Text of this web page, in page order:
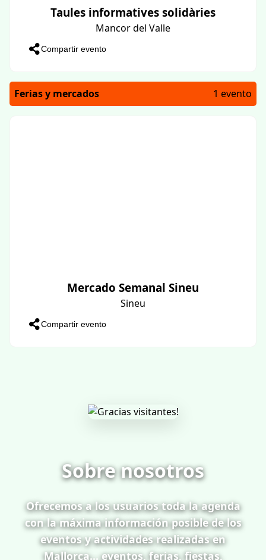
Taules informatives solidàries
Mancor del Valle
Compartir evento
Ferias y mercados 1 evento
Mercado Semanal Sineu
Sineu
Compartir evento
Sobre nosotros
Ofrecemos a los usuarios toda la agenda
con la máxima información posible de los
eventos y actividades realizadas en
Mallorca... eventos, ferias, fiestas,